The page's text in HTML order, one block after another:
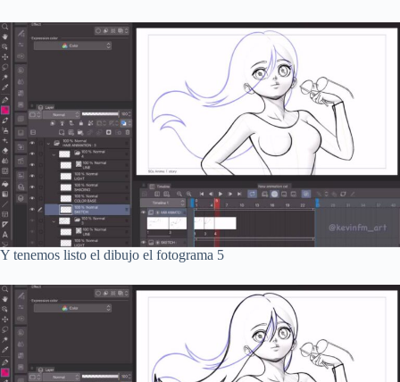
Y tenemos listo el dibujo el fotograma 5